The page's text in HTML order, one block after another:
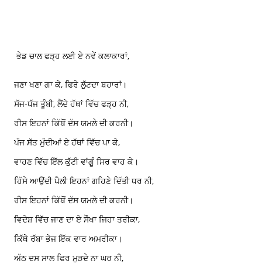
ਭੇਡ ਚਾਲ ਫੜ੍ਹ ਲਈ ਏ ਨਵੇਂ ਕਲਾਕਾਰਾਂ,
ਜਣਾ ਖਣਾ ਗਾ ਕੇ, ਫਿਰੇ ਲੁੱਟਦਾ ਬਹਾਰਾਂ।
ਸੱਜ-ਧੱਜ ਤੂੰਬੀ, ਲੈਂਦੇ ਹੱਥਾਂ ਵਿੱਚ ਫੜ੍ਹ ਨੀ,
ਰੀਸ ਇਹਨਾਂ ਕਿੱਥੋਂ ਦੱਸ ਯਮਲੇ ਦੀ ਕਰਨੀ।
ਪੰਜ ਸੱਤ ਮੁੰਦੀਆਂ ਏ ਹੱਥਾਂ ਵਿੱਚ ਪਾ ਕੇ,
ਵਾਹਣ ਵਿੱਚ ਇੱਲ ਕੁੱਟੀ ਵਾਂਗੂੰ ਸਿਰ ਵਾਹ ਕੇ।
ਹਿੱਸੇ ਆਉਂਦੀ ਪੈਲੀ ਇਹਨਾਂ ਗਹਿਣੇ ਦਿੱਤੀ ਧਰ ਨੀ,
ਰੀਸ ਇਹਨਾਂ ਕਿੱਥੋਂ ਦੱਸ ਯਮਲੇ ਦੀ ਕਰਨੀ।
ਵਿਦੇਸ਼ ਵਿੱਚ ਜਾਣ ਦਾ ਏ ਸੌਖਾ ਜਿਹਾ ਤਰੀਕਾ,
ਕਿੱਥੇ ਰੱਬਾ ਭੇਜ ਇੱਕ ਵਾਰ ਅਮਰੀਕਾ।
ਅੱਠ ਦਸ ਸਾਲ ਫਿਰ ਮੁੜਦੇ ਨਾ ਘਰ ਨੀ,